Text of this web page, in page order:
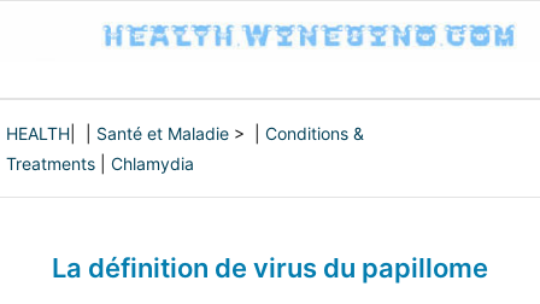
HEALTH Santé et Maladie > | Conditions &
Treatments
Chlamydia
La définition de virus du papillome